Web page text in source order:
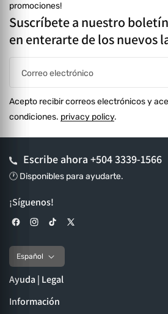
promociones!
Suscríbete a nuestro
en enterarte de los nuevos
Correo electrónico
Acepto recibir correos electrónicos y
condiciones. privacy policy.
Escribe ahora +504 3339-1566
🕐 Disponibles para ayudarte.
¡Síguenos!
Español
Ayuda | Legal
Información